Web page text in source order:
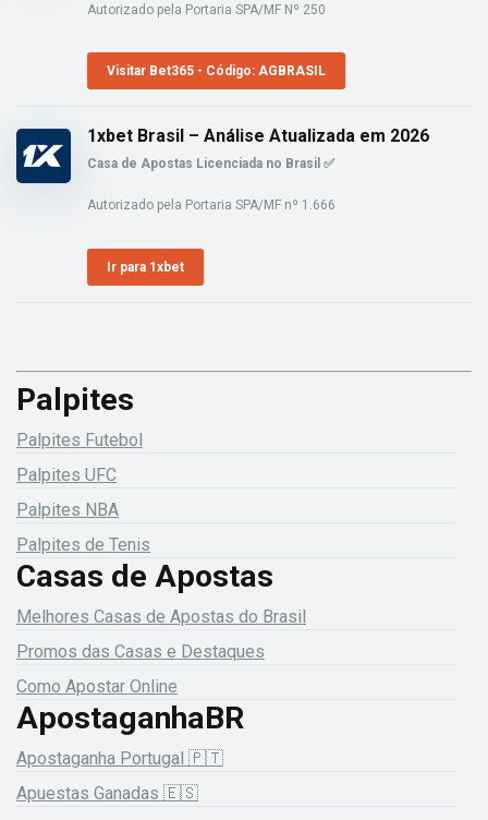
Autorizado pela Portaria SPA/MF Nº 250
Visitar Bet365 - Código: AGBRASIL
1xbet Brasil – Análise Atualizada em 2026
Casa de Apostas Licenciada no Brasil ✅
Autorizado pela Portaria SPA/MF nº 1.666
Ir para 1xbet
Palpites
Palpites Futebol
Palpites UFC
Palpites NBA
Palpites de Tenis
Casas de Apostas
Melhores Casas de Apostas do Brasil
Promos das Casas e Destaques
Como Apostar Online
ApostaganhaBR
Apostaganha Portugal 🇵🇹
Apuestas Ganadas 🇪🇸